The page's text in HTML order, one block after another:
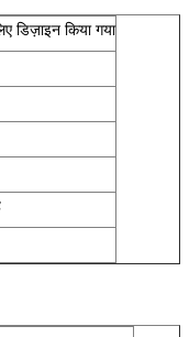
डिज़ाइन किया गया